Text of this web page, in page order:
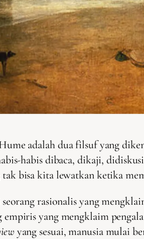
adalah dua filsuf yang
habis dibaca, dikaji,
bisa kita lewatkan ketika
seorang rasionalis yang
yang mengklaim
yang sesuai, manusia mulai